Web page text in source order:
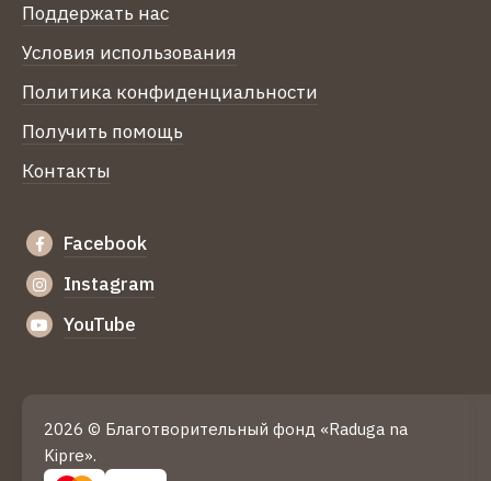
Поддержать нас
Условия использования
Политика конфиденциальности
Получить помощь
Контакты
Facebook
Instagram
YouTube
2026 © Благотворительный фонд «Raduga na
Kipre».